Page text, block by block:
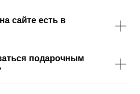
сайте есть в
подарочным